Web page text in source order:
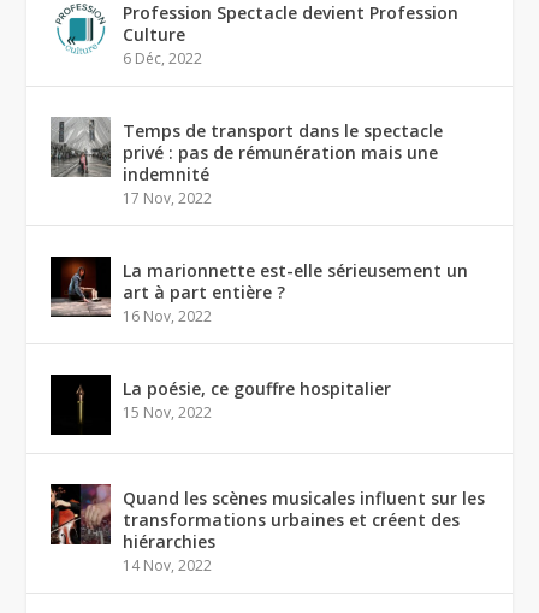
Profession Spectacle devient Profession
Culture
6 Déc, 2022
Temps de transport dans le spectacle
privé : pas de rémunération mais une
indemnité
17 Nov, 2022
La marionnette est-elle sérieusement un
art à part entière ?
16 Nov, 2022
La poésie, ce gouffre hospitalier
15 Nov, 2022
Quand les scènes musicales influent sur les
transformations urbaines et créent des
hiérarchies
14 Nov, 2022